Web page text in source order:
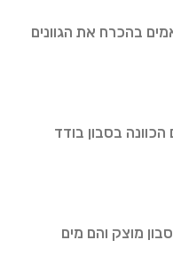
בהכרח את הגוונים
בסבון בודד
מוצק והם מים